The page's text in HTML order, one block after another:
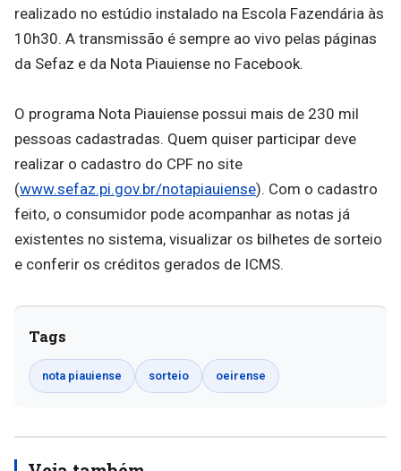
realizado no estúdio instalado na Escola Fazendária às
10h30. A transmissão é sempre ao vivo pelas páginas
da Sefaz e da Nota Piauiense no Facebook.
O programa Nota Piauiense possui mais de 230 mil
pessoas cadastradas. Quem quiser participar deve
realizar o cadastro do CPF no site
(www.sefaz.pi.gov.br/notapiauiense). Com o cadastro
feito, o consumidor pode acompanhar as notas já
existentes no sistema, visualizar os bilhetes de sorteio
e conferir os créditos gerados de ICMS.
Tags
nota piauiense sorteio oeirense